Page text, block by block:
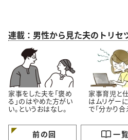
連載：男性から見た夫のトリセ
家事をした夫を「褒め
る」のはやめた方がい
い。というおはなし。
家事育児と
はムリゲー
で「分かり合
からみた夫の
前の回 一覧